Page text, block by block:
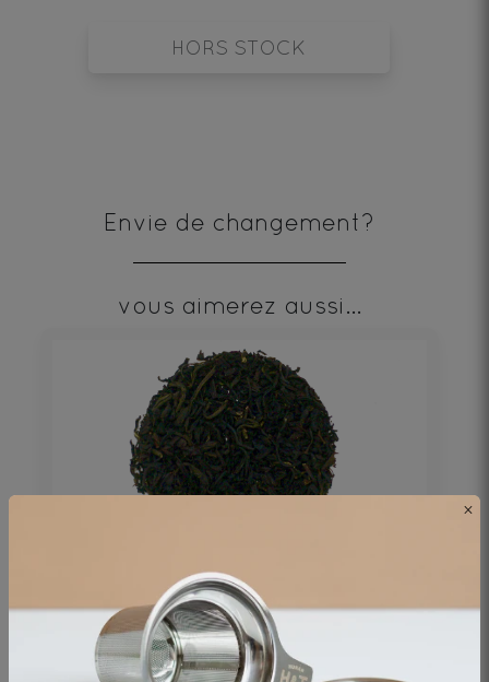
HORS STOCK
Envie de changement?
vous aimerez aussi...
Sherlock
Thé noir*, huile essentielle de bergamote*
×